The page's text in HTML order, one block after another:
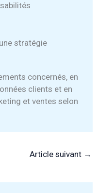
stratégie
concernés, en
clients et en
et ventes selon
Article suivant →